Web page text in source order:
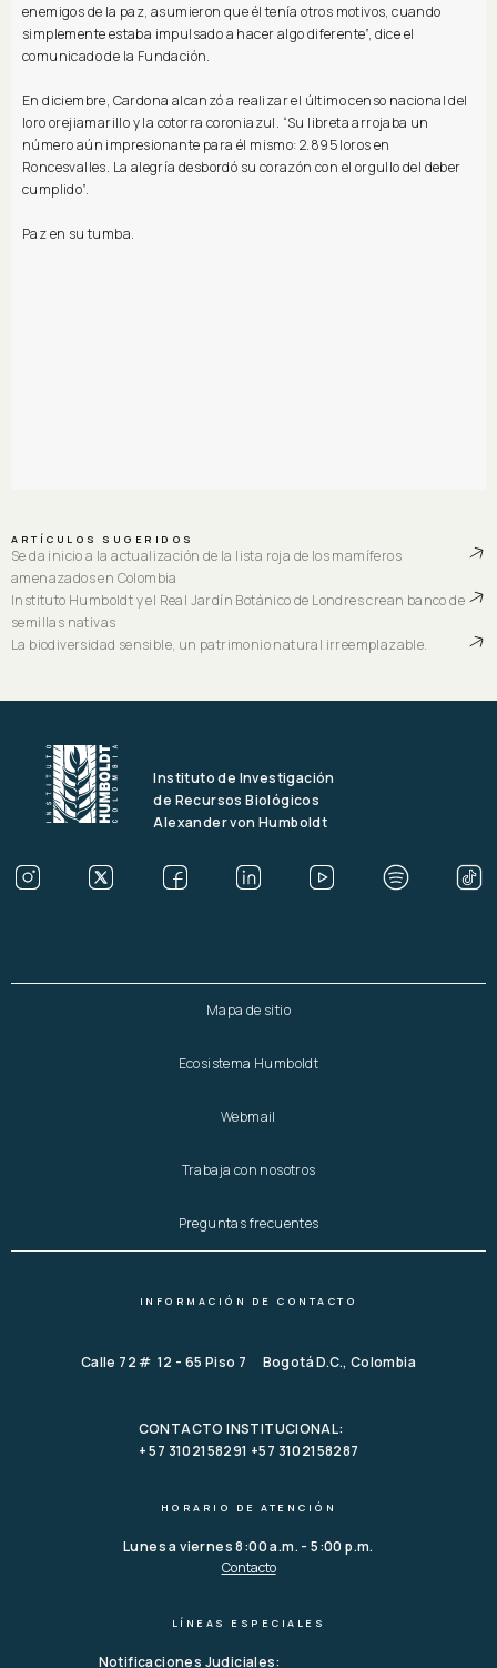
enemigos de la paz, asumieron que él tenía otros motivos, cuando
simplemente estaba impulsado a hacer algo diferente”, dice el
comunicado de la Fundación.
En diciembre, Cardona alcanzó a realizar el último censo nacional del
loro orejiamarillo y la cotorra coroniazul. “Su libreta arrojaba un
número aún impresionante para él mismo: 2.895 loros en
Roncesvalles. La alegría desbordó su corazón con el orgullo del deber
cumplido”.
Paz en su tumba.
ARTÍCULOS SUGERIDOS
Se da inicio a la actualización de la lista roja de los mamíferos
amenazados en Colombia
Instituto Humboldt y el Real Jardín Botánico de Londres crean banco de
semillas nativas
La biodiversidad sensible, un patrimonio natural irreemplazable.
Instituto de Investigación
de Recursos Biológicos
Alexander von Humboldt
Mapa de sitio
Ecosistema Humboldt
Webmail
Trabaja con nosotros
Preguntas frecuentes
INFORMACIÓN DE CONTACTO
Calle 72 # 12 - 65 Piso 7 Bogotá D.C., Colombia
CONTACTO INSTITUCIONAL:
+ 57 3102158291 +57 3102158287
HORARIO DE ATENCIÓN
Lunes a viernes 8:00 a.m. - 5:00 p.m.
Contacto
LÍNEAS ESPECIALES
Notificaciones Judiciales: